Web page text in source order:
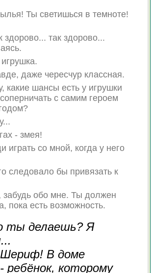
Ты светишься в темноте!
так здорово...
даже чересчур классная.
какие шансы есть у игрушки
с самим героем
- змея!
играть со мной, когда у него
следовало бы привязать к
обо мне. Ты должен
пока есть возможность.
ты делаешь? Я
В доме
ребёнок, которому